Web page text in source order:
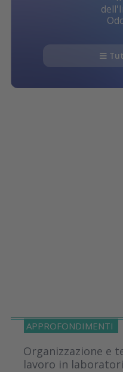
APPROFONDIMENTI
Organizzazione e
lavoro in